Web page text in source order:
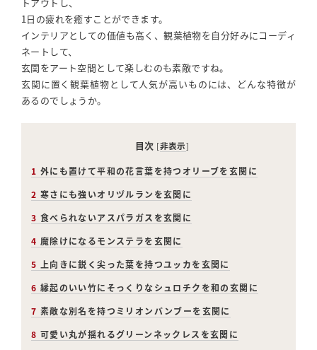
b
o
o
k
r e
st
et
1日の疲れを癒すことができます。
インテリアとしての価値も高く、観葉植物を自分好みにコーディ
ネートして、
玄関をアート空間として楽しむのも素敵ですね。
玄関に置く観葉植物として人気が高いものには、どんな特徴が
あるのでしょうか。
目次 [非表示]
1 外にも置けて平和の花言葉を持つオリーブを玄関に
2 寒さにも強いオリヅルランを玄関に
3 食べられないアスパラガスを玄関に
4 魔除けになるモンステラを玄関に
5 上向きに鋭く尖った葉を持つユッカを玄関に
6 縁起のいい竹にそっくりなシュロチクを和の玄関に
7 素敵な別名を持つミリオンバンブーを玄関に
8 可愛い丸が揺れるグリーンネックレスを玄関に